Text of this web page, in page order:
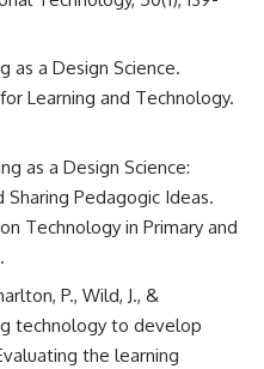
as a Design Science.
Learning and Technology.
as a Design Science:
Sharing Pedagogic Ideas.
Technology in Primary and
P., Wild, J., &
technology to develop
the learning